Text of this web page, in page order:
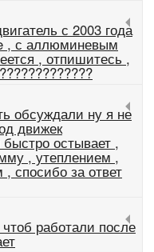
с 2003 года
, с аллюминевым
, отпишитесь ,
обсуждали ну я не
движек
остывает ,
, утеплением ,
спосибо за ответ
работали после